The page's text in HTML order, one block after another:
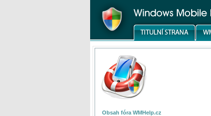
Obsah fóra WMHelp.cz